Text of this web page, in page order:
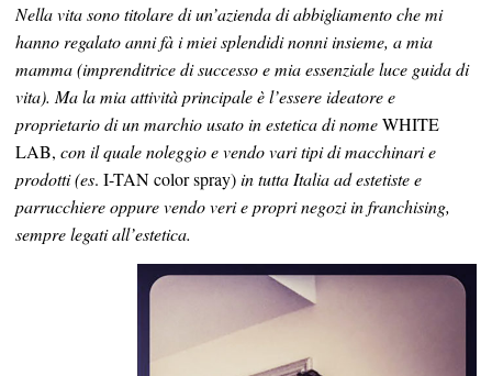
Nella vita sono titolare di un’azienda di abbigliamento che mi
hanno regalato anni fà i miei splendidi nonni insieme, a mia
mamma (imprenditrice di successo e mia essenziale luce guida di
vita). Ma la mia attività principale è l’essere ideatore e
proprietario di un marchio usato in estetica di nomeWHITE
LAB, con il quale noleggio e vendo vari tipi di macchinari e
prodotti (es. I-TAN color spray)in tutta Italia ad estetiste e
parrucchiere oppure vendo veri e propri negozi in franchising,
sempre legati all’estetica.